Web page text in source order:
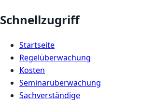
Schnellzugriff
Startseite
Regelüberwachung
Kosten
Seminarüberwachung
Sachverständige